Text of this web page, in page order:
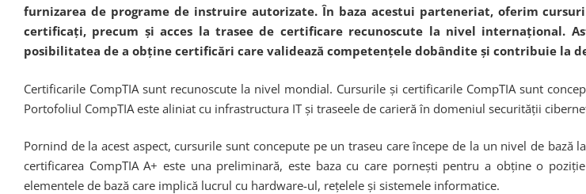
furnizarea de programe de instruire autorizate. În baza acestui parteneriat, oferim
certificați, precum și acces la trasee de certificare recunoscute la nivel internațional.
posibilitatea de a obține certificări care validează competențele dobândite și contribuie la
Certificarile CompTIA sunt recunoscute la nivel mondial. Cursurile și certificarile CompTIA sunt
Portofoliul CompTIA este aliniat cu infrastructura IT și traseele de carieră în domeniul securității
Pornind de la acest aspect, cursurile sunt concepute pe un traseu care începe de la un nivel de
certificarea CompTIA A+ este una preliminară, este baza cu care pornești pentru a obține o
elementele de bază care implică lucrul cu hardware-ul, rețelele și sistemele informatice.